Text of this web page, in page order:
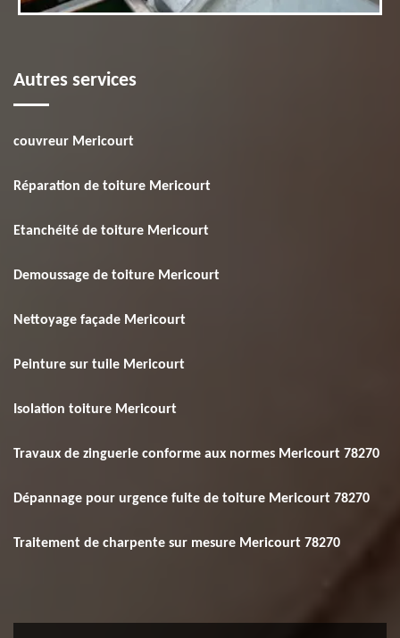
Autres services
couvreur Mericourt
Réparation de toiture Mericourt
Etanchéité de toiture Mericourt
Demoussage de toiture Mericourt
Nettoyage façade Mericourt
Peinture sur tuile Mericourt
Isolation toiture Mericourt
Travaux de zinguerie conforme aux normes Mericourt 78270
Dépannage pour urgence fuite de toiture Mericourt 78270
Traitement de charpente sur mesure Mericourt 78270